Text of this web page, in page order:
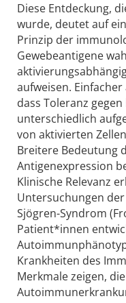
Diese Entdeckung,
wurde, deutet auf
Prinzip der
Gewebeantigene
aufweisen.
dass Toleranz
unterschiedlich
von aktivierten
Breitere Bedeutung
Antigenexpression
Klinische Relevanz
Untersuchungen
Sjögren-Syndrom
Patient*innen
Krankheiten des
Merkmale zeigen,